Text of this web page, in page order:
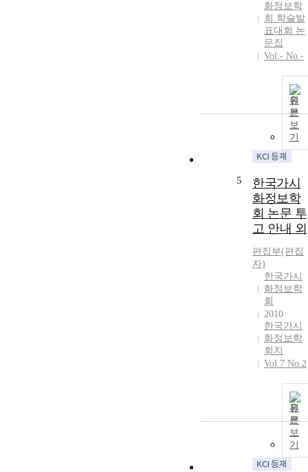
화정보학
회 학술발
표대회 논
문집
Vol.- No.-
원
문
보
기
5
한국가시
화정보학
회 논문 투
고 안내 외
편집부(편집
자)
한국가시
화정보학
회
2010
한국가시
화정보학
회지
Vol.7 No.2
원
문
보
기